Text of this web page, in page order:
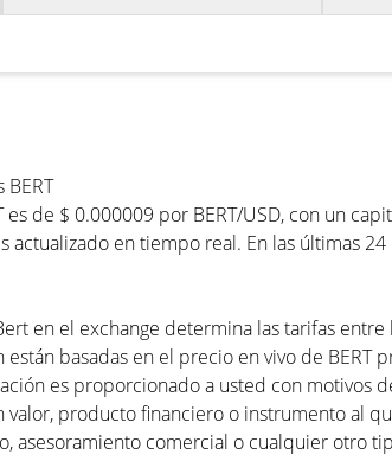
BERT
es de $ 0.000009 por BERT/USD, con un
actualizado en tiempo real. En las últimas
en el exchange determina las tarifas entre
están basadas en el precio en vivo de
es proporcionado a usted con motivos
valor, producto financiero o instrumento al
asesoramiento comercial o cualquier otro